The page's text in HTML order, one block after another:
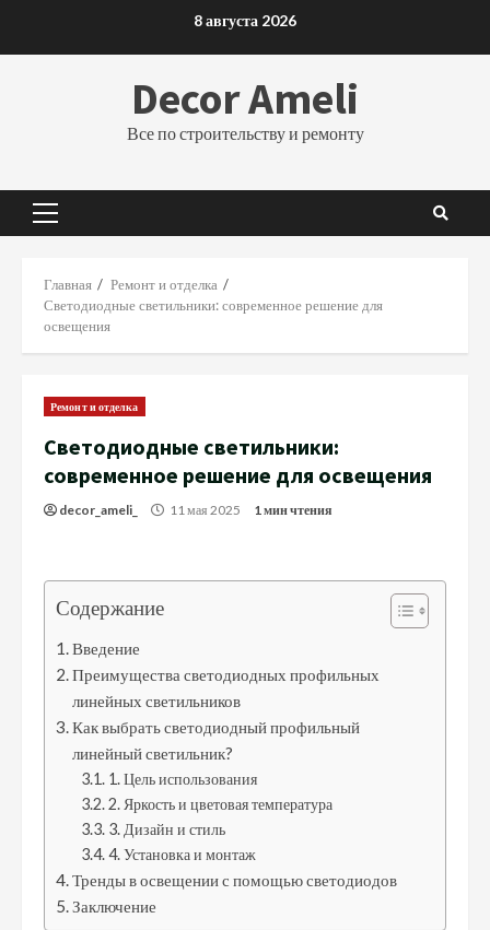
8 августа 2026
Decor Ameli
Все по строительству и ремонту
Основное
Главная
Ремонт и отделка
Светодиодные светильники: современное решение для
освещения
Ремонт и отделка
Светодиодные светильники:
современное решение для освещения
decor_ameli_ 11 мая 2025 1 мин чтения
Содержание
Введение
Преимущества светодиодных профильных
линейных светильников
Как выбрать светодиодный профильный
линейный светильник?
1. Цель использования
2. Яркость и цветовая температура
3. Дизайн и стиль
4. Установка и монтаж
Тренды в освещении с помощью светодиодов
Заключение